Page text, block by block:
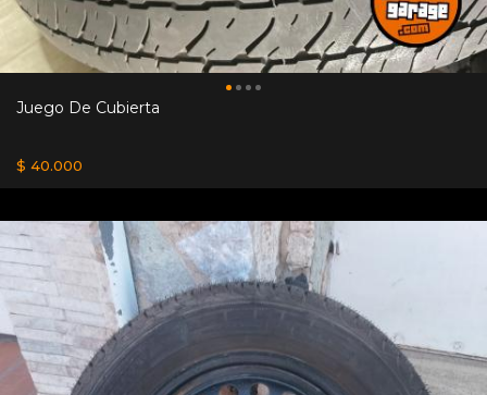
Juego De Cubierta
$ 40.000